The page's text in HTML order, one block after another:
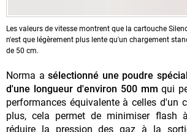
Les valeurs de vitesse montrent que la cartouche
n'est que légèrement plus lente qu'un chargement
de 50 cm.
Norma a sélectionné une poudre
d'une longueur d'environ 500 mmqui
performances équivalente à celles d'un
plus, cela permet de minimiser flash
réduire la pression des gaz à la